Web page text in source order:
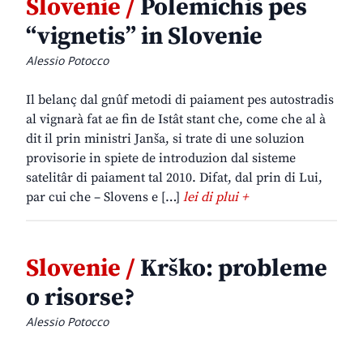
Slovenie / Polemichis pes
“vignetis” in Slovenie
Alessio Potocco
Il belanç dal gnûf metodi di paiament pes autostradis
al vignarà fat ae fin de Istât stant che, come che al à
dit il prin ministri Janša, si trate di une soluzion
provisorie in spiete de introduzion dal sisteme
satelitâr di paiament tal 2010. Difat, dal prin di Lui,
par cui che – Slovens e […] lei di plui +
Slovenie /Krško: probleme
o risorse?
Alessio Potocco